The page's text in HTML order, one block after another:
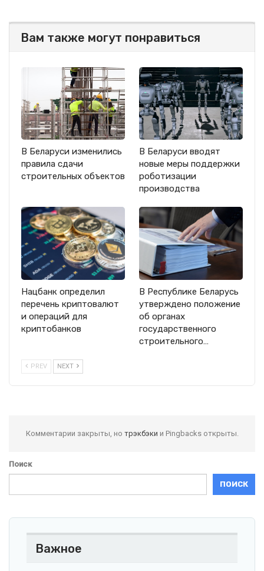
Вам также могут понравиться
В Беларуси изменились
правила сдачи
строительных объектов
В Беларуси вводят
новые меры поддержки
роботизации
производства
Нацбанк определил
перечень криптовалют
и операций для
криптобанков
В Республике Беларусь
утверждено положение
об органах
государственного
строительного…
PREV NEXT
Комментарии закрыты, но трэкбэки и Pingbacks открыты.
Поиск
ПОИСК
Важное